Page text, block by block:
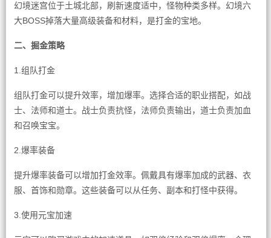
幻境迷宫位于土城北部，刷新速度适中，怪物种类多样。幻境六
大BOSS掉落大量高级装备和材料，是打金的宝地。
二、掘金策略
1.组队打金
组队打金可以提升效率，增加爆率。选择合适的职业搭配，如战
士、法师和道士。战士负责抗怪，法师负责输出，道士负责加血
和召唤宝宝。
2.爆率装备
提升爆率装备可以增加打金效率。佩戴具有爆率加成的武器、衣
服、首饰和勋章。这些装备可以从任务、副本和打怪中获得。
3.使用元宝加速